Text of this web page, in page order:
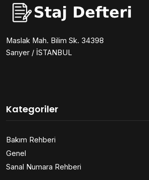
Maslak Mah. Bilim Sk. 34398
Sarıyer / İSTANBUL
Kategoriler
Bakım Rehberi
Genel
Sanal Numara Rehberi